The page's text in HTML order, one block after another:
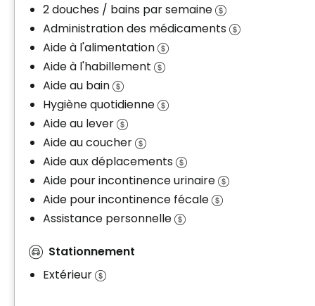
2 douches / bains par semaine
Administration des médicaments
Aide à l'alimentation
Aide à l'habillement
Aide au bain
Hygiène quotidienne
Aide au lever
Aide au coucher
Aide aux déplacements
Aide pour incontinence urinaire
Aide pour incontinence fécale
Assistance personnelle
Stationnement
Extérieur